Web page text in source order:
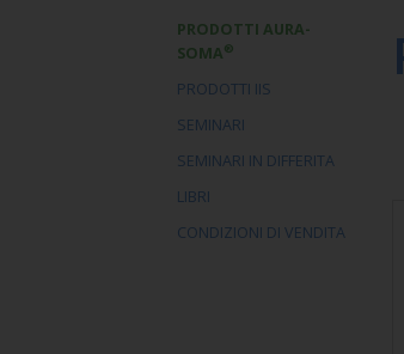
PRODOTTI AURA-
SOMA®
PRODOTTI IIS
SEMINARI
SEMINARI IN DIFFERITA
LIBRI
CONDIZIONI DI VENDITA